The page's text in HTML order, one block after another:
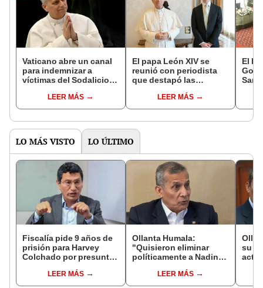
Vaticano abre un canal
para indemnizar a
víctimas del Sodalicio
incautados a la
organización
LEER MÁS
El papa León XIV se
reunió con periodista
que destapó las
LEER MÁS
El
LO MÁS VISTO LO ÚLTIMO
Fiscalía pide 9 años de
prisión para Harvey
Colchado por presunta
incompatible y falsedad
ideológica
LEER MÁS
Ollanta Humala:
"Quisieron eliminar
políticamente a Nadine
candidata"LEER MÁS
su